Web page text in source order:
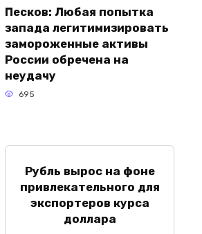
Песков: Любая попытка
запада легитимизировать
замороженные активы
России обречена на
неудачу
695
Рубль вырос на фоне
привлекательного для
экспортеров курса
доллара